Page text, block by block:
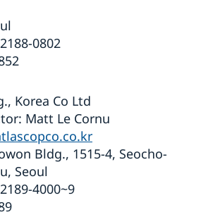
0802
Korea Co Ltd
Matt Le Cornu
Bldg., 1515-4, Seocho-
Seoul
4000~9